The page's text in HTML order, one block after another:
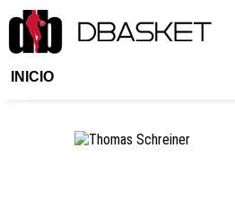
INICIO